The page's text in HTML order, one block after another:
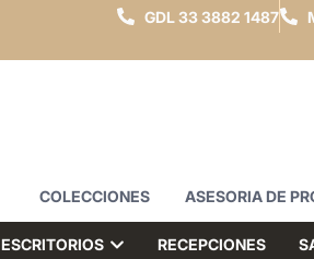
GDL33 3882 1487
COLECCIONES ASESORIA DE
ESCRITORIOS RECEPCIONES